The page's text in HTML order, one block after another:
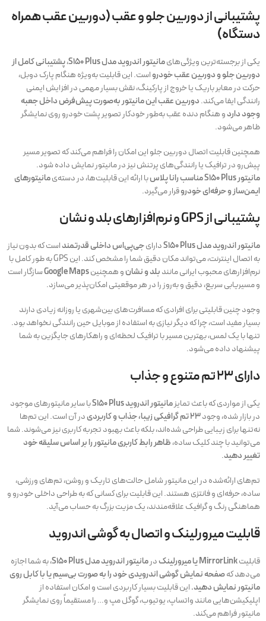
پشتیبانی از دوربین جلو و عقب (دوربین عقب همراه
دستگاه)
یکی از برجسته‌ترین ویژگی‌هایمانیتور اندروید مدل S150 Plus ،پشتیبانی کامل از
دوربین جلو و دوربین عقب خودرواست. این قابلیت به‌ویژه هنگام پارک دوبل،
حرکت در معابر باریک یا خروج از پارکینگ، نقش بسیار مهمی در افزایش ایمنی
رانندگی ایفا می‌کند.دوربین عقب این مانیتور به‌صورت پیش‌فرض داخل جعبه
وجود داردو هنگام دنده عقب به‌طور خودکار تصویر پشت خودرو روی نمایشگر
ظاهر می‌شود.
همچنین قابلیت اتصال دوربین جلو این امکان را فراهم می‌کند که تصویر مسیر
پیش‌رو در ترافیک یا رانندگی‌های پرتنش نیز در مانیتور نمایش داده شود.
مانیتور S150 Plus مناسب رانا پلاس
با ارائه این قابلیت‌ها، در دسته‌یمانیتورهای
ایمن‌ساز و حرفه‌ای خودروقرار می‌گیرد.
پشتیبانی از GPS و نرم‌افزارهای بلد و نشان
مانیتور اندروید مدل S150 Plus دارایجی‌پی‌اس داخلی قدرتمنداست که بدون نیاز
به اتصال اینترنت، می‌تواند مکان دقیق شما را مشخص کند. این GPS به طور کامل با
نرم‌افزارهای محبوب ایرانی مانندبلد و نشانو همچنینGoogle Mapsسازگار است
و مسیریابی سریع، دقیق و به‌روز را در هر موقعیتی امکان‌پذیر می‌سازد.
وجود چنین قابلیتی برای افرادی که مسافرت‌های بین‌شهری یا روزانه زیادی دارند
بسیار مفید است، چرا که دیگر نیازی به استفاده از موبایل حین رانندگی نخواهد بود.
تنها با یک لمس، بهترین مسیر با ترافیک لحظه‌ای و راهکارهای جایگزین به شما
پیشنهاد داده می‌شود.
دارای ۲۳ تم متنوع و جذاب
یکی از مواردی که باعث تمایزمانیتور اندروید S150 Plus
با سایر مانیتورهای موجود
در بازار شده، وجود۲۳ تم گرافیکی زیبا، جذاب و کاربردی
در آن است. این تم‌ها
نه‌تنها برای زیبایی طراحی شده‌اند، بلکه باعث بهبود تجربه کاربری نیز می‌شوند. شما
می‌توانید با چند کلیک ساده،ظاهر رابط کاربری مانیتور را بر اساس سلیقه خود
تغییر دهید.
تم‌های ارائه‌شده در این مانیتور شامل حالت‌های تاریک و روشن، تم‌های ورزشی،
ساده، حرفه‌ای و فانتزی هستند. این قابلیت برای کسانی که به طراحی داخلی خودرو و
هماهنگی رنگ و گرافیک علاقه‌مندند، یک مزیت بزرگ به حساب می‌آید.
قابلیت میرورلینک و اتصال به گوشی اندروید
قابلیتMirrorLink یا میرورلینک درمانیتور اندروید مدل S150 Plus
، به شما اجازه
می‌دهد کهصفحه نمایش گوشی اندرویدی خود را به صورت بی‌سیم یا با کابل روی
مانیتور نمایش دهید.این قابلیت بسیار کاربردی است و امکان استفاده از
اپلیکیشن‌هایی مانند واتساپ، یوتیوب، گوگل مپ و… را مستقیماً روی نمایشگر
مانیتور فراهم می‌کند.